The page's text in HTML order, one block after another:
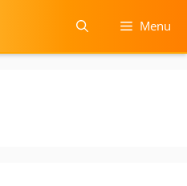
Menu